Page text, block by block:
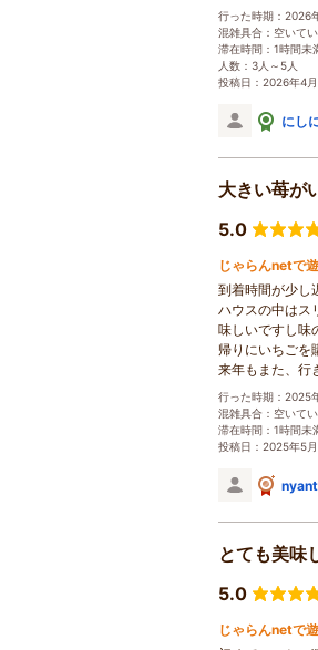
行った時期：2026
混雑具合：空いて
滞在時間：1時間未
人数：3人～5人
投稿日：2026年4
にし
大きい苺が
5.0
じゃらんnetで
到着時間が少し
ハウスの中はス
味しいですし味
帰りにいちごを
来年もまた、行
行った時期：2025
混雑具合：空いて
滞在時間：1時間未
投稿日：2025年5
とても美味
5.0
じゃらんnetで